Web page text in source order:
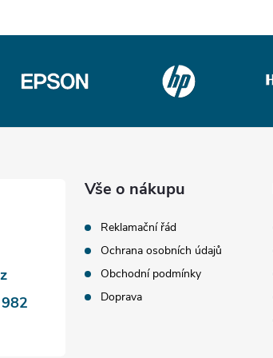
Vše o nákupu
Reklamační řád
Ochrana osobních údajů
Obchodní podmínky
Doprava